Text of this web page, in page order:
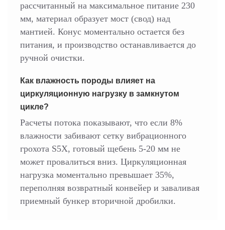
рассчитанный на максимальное питание 230
мм, материал образует мост (свод) над
мантией. Конус моментально остается без
питания, и производство останавливается до
ручной очистки.
Как влажность породы влияет на
циркуляционную нагрузку в замкнутом
цикле?
Расчеты потока показывают, что если 8%
влажности забивают сетку вибрационного
грохота S5X, готовый щебень 5-20 мм не
может провалиться вниз. Циркуляционная
нагрузка моментально превышает 35%,
переполняя возвратный конвейер и заваливая
приемный бункер вторичной дробилки.